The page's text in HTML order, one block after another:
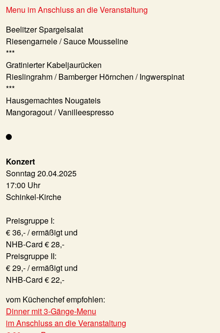
Konzert
Sonntag 20.04.2025
17:00 Uhr
Schinkel-Kirche
Preisgruppe I:
€ 36,- / ermäßigt und
NHB-Card € 28,-
Preisgruppe II:
€ 29,- / ermäßigt und
NHB-Card € 22,-
vom Küchenchef empfohlen:
Dinner mit 3-Gänge-Menu
im Anschluss an die Veranstaltung
Menu im Anschluss an die Veranstaltung
Beelitzer Spargelsalat
Riesengarnele / Sauce Mousseline
***
Gratinierter Kabeljaurücken
Rieslingrahm / Bamberger Hörnchen / Ingwerspinat
***
Hausgemachtes Nougateis
Mangoragout / Vanilleespresso